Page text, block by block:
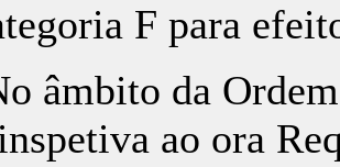
F para
âmbito da Ordem
ao ora